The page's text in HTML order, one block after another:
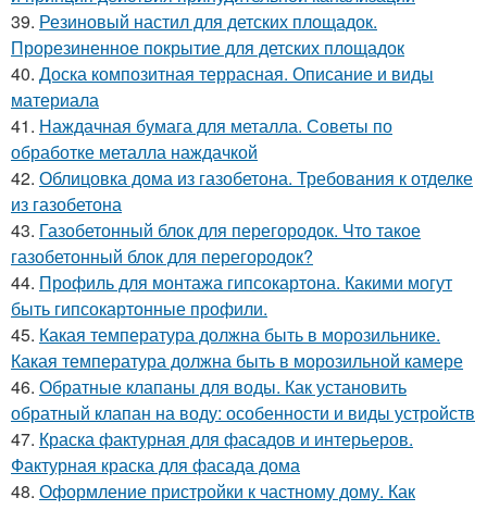
39. Резиновый настил для детских площадок.
Прорезиненное покрытие для детских площадок
40. Доска композитная террасная. Описание и виды
материала
41. Наждачная бумага для металла. Советы по
обработке металла наждачкой
42. Облицовка дома из газобетона. Требования к отделке
из газобетона
43. Газобетонный блок для перегородок. Что такое
газобетонный блок для перегородок?
44. Профиль для монтажа гипсокартона. Какими могут
быть гипсокартонные профили.
45. Какая температура должна быть в морозильнике.
Какая температура должна быть в морозильной камере
46. Обратные клапаны для воды. Как установить
обратный клапан на воду: особенности и виды устройств
47. Краска фактурная для фасадов и интерьеров.
Фактурная краска для фасада дома
48. Оформление пристройки к частному дому. Как